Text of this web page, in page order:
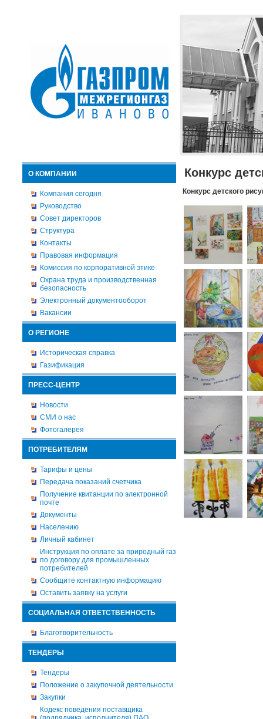
О КОМПАНИИ
Компания сегодня
Руководство
Совет директоров
Структура
Контакты
Правовая информация
Комиссия по корпоративной этике
Охрана труда и производственная
безопасность
Электронный документооборот
Вакансии
О РЕГИОНЕ
Историческая справка
Газификация
ПРЕСС-ЦЕНТР
Новости
СМИ о нас
Фотогалерея
ПОТРЕБИТЕЛЯМ
Тарифы и цены
Передача показаний счетчика
Получение квитанции по электронной
почте
Документы
Населению
Личный кабинет
Инструкция по оплате за природный газ
по договору для промышленных
потребителей
Сообщите контактную информацию
Оставить заявку на услуги
СОЦИАЛЬНАЯ ОТВЕТСТВЕННОСТЬ
Благотворительность
ТЕНДЕРЫ
Тендеры
Положение о закупочной деятельности
Закупки
Кодекс поведения поставщика
Конкурс
Конкурс детского